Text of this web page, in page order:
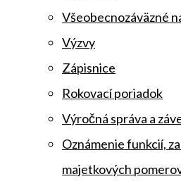
Všeobecnozáväzné
Výzvy
Zápisnice
Rokovací poriadok
Výročná správa a
Oznámenie funkcií,
majetkových